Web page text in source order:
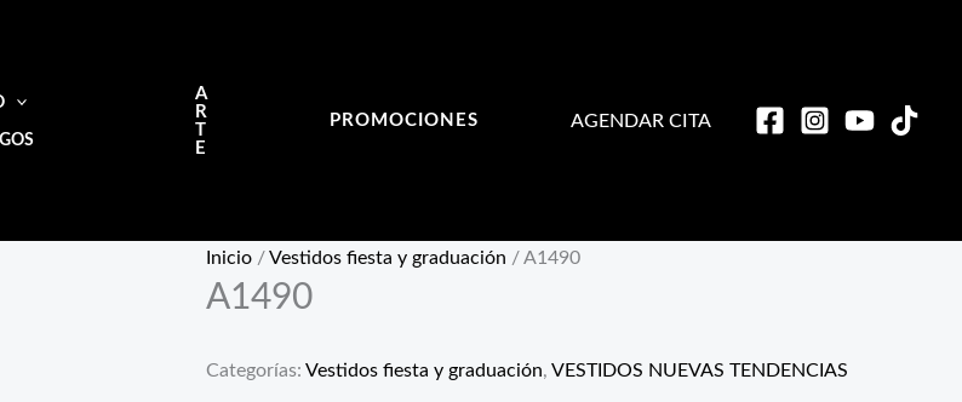
A
R
T
E
PROMOCIONES AGENDAR CITA
Inicio /Vestidos fiesta y graduación / A1490
A1490
Categorías: Vestidos fiesta y graduación, VESTIDOS NUEVAS TENDENCIAS